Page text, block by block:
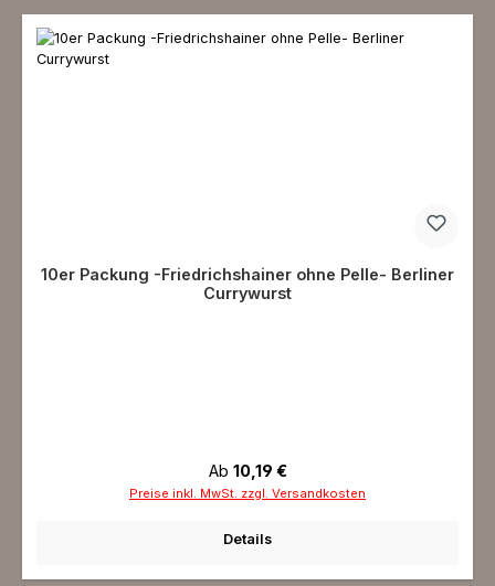
10er Packung -Friedrichshainer ohne Pelle- Berliner
Currywurst
Regulärer Preis:
Ab 10,19 €
Preise inkl. MwSt. zzgl. Versandkosten
Details